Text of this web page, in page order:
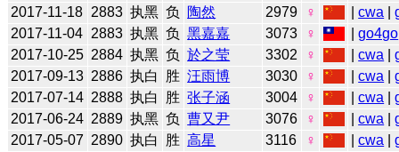
2017-11-18 2883 执黑 负 陶然 2979 ♀ |cwa |
2017-11-04 2883 执黑 负 黑嘉嘉 3073 ♀ |go4go
2017-10-25 2884 执黑 负 於之莹 3302 ♀ |cwa |
2017-09-13 2886 执白 胜 汪雨博 3030 ♀ |cwa |
2017-07-14 2888 执白 胜 张子涵 3004 ♀ |cwa |
2017-06-24 2889 执黑 负 曹又尹 3076 ♀ |cwa |
2017-05-07 2890 执白 胜 高星 3116 ♀ |cwa |